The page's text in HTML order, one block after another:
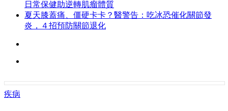
日常保健助逆轉肌瘤體質
夏天膝蓋痛、僵硬卡卡？醫警告：吃冰恐催化關節發
炎，４招預防關節退化
疾病